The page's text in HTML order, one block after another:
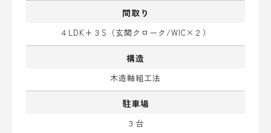
間取り
４LDK+３S（玄関クローク/WIC×２）
構造
木造軸組工法
駐車場
３台